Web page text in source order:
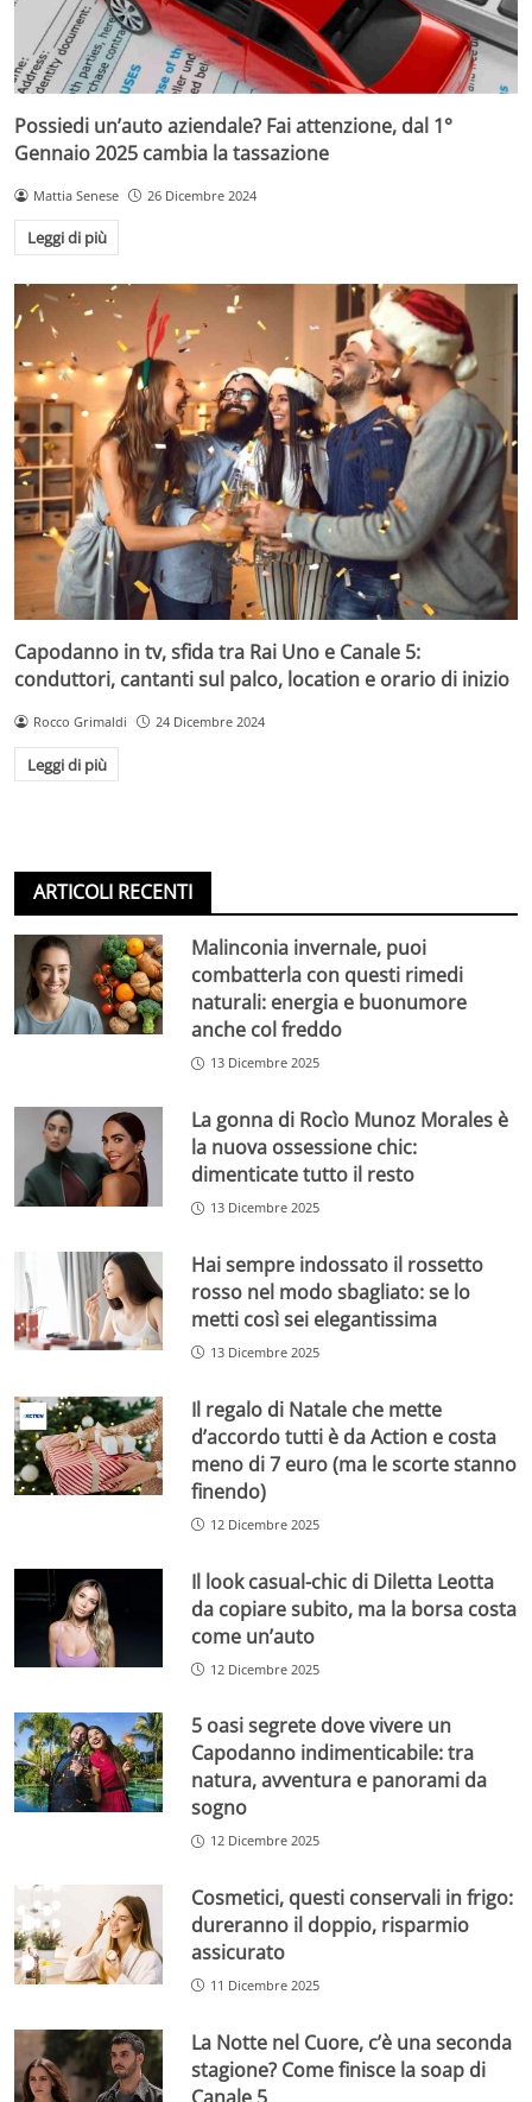
Possiedi un’auto aziendale? Fai attenzione, dal 1°
Gennaio 2025 cambia la tassazione
Mattia Senese 26 Dicembre 2024
Leggi di più
Capodanno in tv, sfida tra Rai Uno e Canale 5:
conduttori, cantanti sul palco, location e orario di inizio
Rocco Grimaldi 24 Dicembre 2024
Leggi di più
ARTICOLI RECENTI
Malinconia invernale, puoi
combatterla con questi rimedi
naturali: energia e buonumore
anche col freddo
13 Dicembre 2025
La gonna di Rocìo Munoz Morales è
la nuova ossessione chic:
dimenticate tutto il resto
13 Dicembre 2025
Hai sempre indossato il rossetto
rosso nel modo sbagliato: se lo
metti così sei elegantissima
13 Dicembre 2025
Il regalo di Natale che mette
d’accordo tutti è da Action e costa
meno di 7 euro (ma le scorte stanno
finendo)
12 Dicembre 2025
Il look casual-chic di Diletta Leotta
da copiare subito, ma la borsa costa
come un’auto
12 Dicembre 2025
5 oasi segrete dove vivere un
Capodanno indimenticabile: tra
natura, avventura e panorami da
sogno
12 Dicembre 2025
Cosmetici, questi conservali in frigo:
dureranno il doppio, risparmio
assicurato
11 Dicembre 2025
La Notte nel Cuore, c’è una seconda
stagione? Come finisce la soap di